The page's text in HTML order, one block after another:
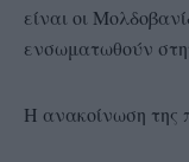
είναι οι
ενσωματωθούν
Η ανακοίνωση της